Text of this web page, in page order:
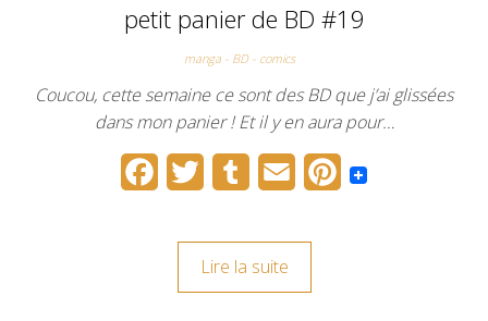
petit panier de BD #19
manga - BD - comics
Coucou, cette semaine ce sont des BD que j’ai glissées
dans mon panier ! Et il y en aura pour…
i
m
a
P
Lire la suite